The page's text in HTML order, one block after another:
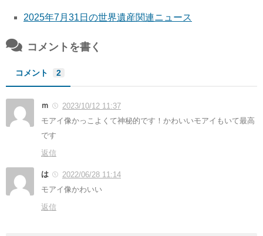
2025年7月31日の世界遺産関連ニュース
コメントを書く
コメント 2
ｍ
2023/10/12 11:37
モアイ像かっこよくて神秘的です！かわいいモアイもいて最高
です
返信
は
2022/06/28 11:14
モアイ像かわいい
返信